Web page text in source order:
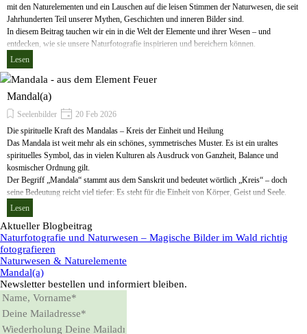
mit den Naturelementen und ein Lauschen auf die leisen Stimmen der Naturwesen, die seit
Jahrhunderten Teil unserer Mythen, Geschichten und inneren Bilder sind.
In diesem Beitrag tauchen wir ein in die Welt der Elemente und ihrer Wesen – und
entdecken, wie sie unsere Naturfotografie inspirieren und bereichern können.
Lesen
Mandal(a)
Seelenbilder
20 Feb 2026
Die spirituelle Kraft des Mandalas – Kreis der Einheit und Heilung
Das Mandala ist weit mehr als ein schönes, symmetrisches Muster. Es ist ein uraltes
spirituelles Symbol, das in vielen Kulturen als Ausdruck von Ganzheit, Balance und
kosmischer Ordnung gilt.
Der Begriff „Mandala“ stammt aus dem Sanskrit und bedeutet wörtlich „Kreis“ – doch
seine Bedeutung reicht viel tiefer: Es steht für die Einheit von Körper, Geist und Seele.
Lesen
Block überspringen Aktueller Blogbeitrag
Aktueller Blogbeitrag
Naturfotografie und Naturwesen – Magische Bilder im Wald richtig
fotografieren
Naturwesen & Naturelemente
Mandal(a)
Newsletter bestellen und informiert bleiben.